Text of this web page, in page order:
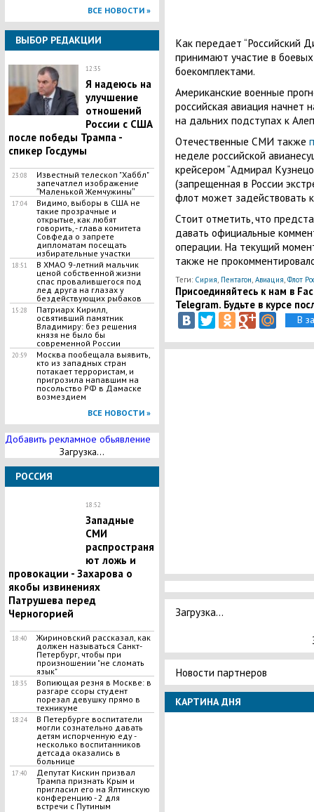
ВСЕ НОВОСТИ »
ВЫБОР РЕДАКЦИИ
12:35
Я надеюсь на
улучшение
отношений
России с США
после победы Трампа -
спикер Госдумы
23:08
Известный телескоп "Хаббл"
запечатлел изображение
ʺМаленькой Жемчужиныʺ
17:04
Видимо, выборы в США не
такие прозрачные и
открытые, как любят
говорить, - глава комитета
Совфеда о запрете
дипломатам посещать
избирательные участки
18:51
В ХМАО 9-летний мальчик
ценой собственной жизни
спас провалившегося под
лед друга на глазах у
бездействующих рыбаков
15:28
Патриарх Кирилл,
освятивший памятник
Владимиру: без решения
князя не было бы
современной России
20:59
Москва пообещала выявить,
кто из западных стран
потакает террористам, и
пригрозила напавшим на
посольство РФ в Дамаске
возмездием
ВСЕ НОВОСТИ »
Добавить рекламное обьявление
Загрузка...
РОССИЯ
18:52
Западные
СМИ
распространя
ют ложь и
провокации - Захарова о
якобы извинениях
Патрушева перед
Черногорией
18:40
Жириновский рассказал, как
должен называться Санкт-
Петербург, чтобы при
произношении "не сломать
язык"
18:35
​Вопиющая резня в Москве: в
разгаре ссоры студент
порезал девушку прямо в
техникуме
18:24
В Петербурге воспитатели
могли сознательно давать
детям испорченную еду -
несколько воспитанников
детсада оказались в
больнице
17:40
Депутат Кискин призвал
Трампа признать Крым и
пригласил его на Ялтинскую
конференцию - 2 для
встречи с Путиным
Как передает “Российский
принимают участие в
боекомплектами.
Американские военные
российская авиация начнет
на дальних подступах к
Отечественные СМИ также
неделе российской
крейсером “Адмирал
(запрещенная в России
флот может задействовать
Стоит отметить, что
давать официальные
операции. На текущий
также не
Теги: Сирия Пентагон Авиация Флот
Присоединяйтесь к нам в
Telegram. Будьте в курсе
В
Загрузка...
Новости партнеров
КАРТИНА ДНЯ